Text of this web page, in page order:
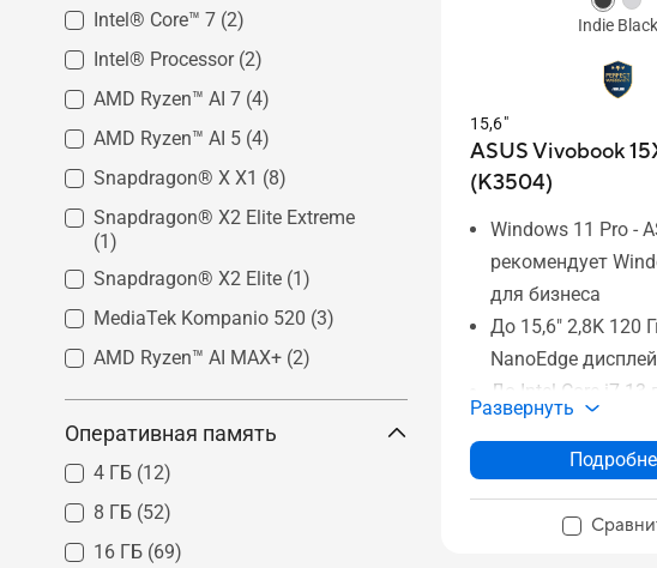
Intel® Core™ 7 (2)
Intel® Processor (2)
AMD Ryzen™ AI 7 (4)
AMD Ryzen™ AI 5 (4)
Snapdragon® X X1 (8)
Snapdragon® X2 Elite Extreme
(1)
Snapdragon® X2 Elite (1)
MediaTek Kompanio 520 (3)
AMD Ryzen™ AI MAX+ (2)
Оперативная память
4 ГБ (12)
8 ГБ (52)
16 ГБ (69)
Indie Black
15,6"
ASUS Vivobook
(K3504)
Windows 11 Pro -
рекомендует
для бизнеса
До 15,6" 2,8K 120
NanoEdge дисплей
До Intel Core i7 13
До 16 ГБ памяти
До 1 ТБ SSD
градусов
Развернуть